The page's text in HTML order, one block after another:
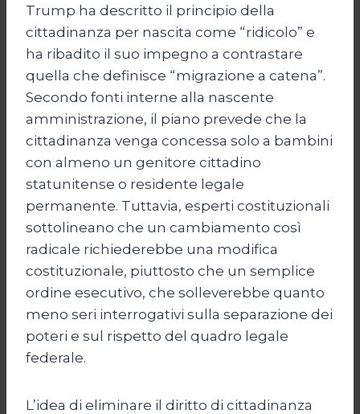
Trump ha descritto il principio della
cittadinanza per nascita come “ridicolo” e
ha ribadito il suo impegno a contrastare
quella che definisce “migrazione a catena”.
Secondo fonti interne alla nascente
amministrazione, il piano prevede che la
cittadinanza venga concessa solo a bambini
con almeno un genitore cittadino
statunitense o residente legale
permanente. Tuttavia, esperti costituzionali
sottolineano che un cambiamento così
radicale richiederebbe una modifica
costituzionale, piuttosto che un semplice
ordine esecutivo, che solleverebbe quanto
meno seri interrogativi sulla separazione dei
poteri e sul rispetto del quadro legale
federale.
L’idea di eliminare il diritto di cittadinanza